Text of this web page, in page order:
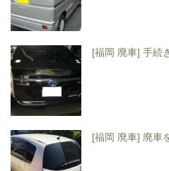
[福岡 廃車] 手続
[福岡 廃車] 廃車